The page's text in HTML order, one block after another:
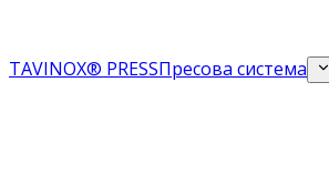
TAVINOX® PRESSПресова система